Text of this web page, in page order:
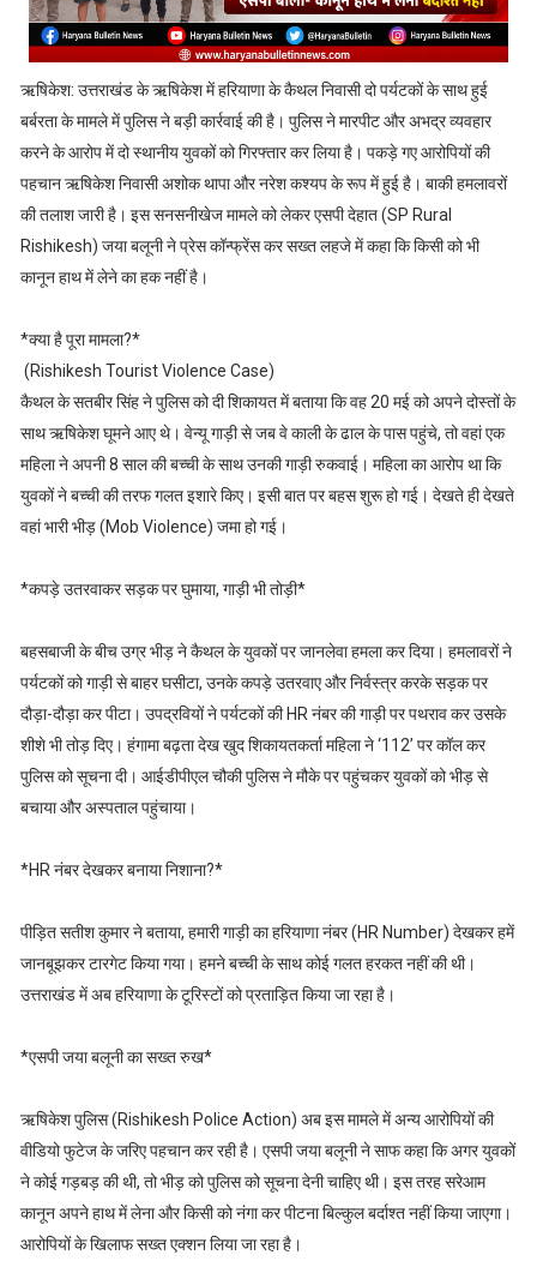
ऋषिकेश: उत्तराखंड के ऋषिकेश में हरियाणा के कैथल निवासी दो पर्यटकों के साथ हुई
बर्बरता के मामले में पुलिस ने बड़ी कार्रवाई की है। पुलिस ने मारपीट और अभद्र व्यवहार
करने के आरोप में दो स्थानीय युवकों को गिरफ्तार कर लिया है। पकड़े गए आरोपियों की
पहचान ऋषिकेश निवासी अशोक थापा और नरेश कश्यप के रूप में हुई है। बाकी हमलावरों
की तलाश जारी है। इस सनसनीखेज मामले को लेकर एसपी देहात (SP Rural
Rishikesh) जया बलूनी ने प्रेस कॉन्फ्रेंस कर सख्त लहजे में कहा कि किसी को भी
कानून हाथ में लेने का हक नहीं है।
*क्या है पूरा मामला?*
(Rishikesh Tourist Violence Case)
कैथल के सतबीर सिंह ने पुलिस को दी शिकायत में बताया कि वह 20 मई को अपने दोस्तों के
साथ ऋषिकेश घूमने आए थे। वेन्यू गाड़ी से जब वे काली के ढाल के पास पहुंचे, तो वहां एक
महिला ने अपनी 8 साल की बच्ची के साथ उनकी गाड़ी रुकवाई। महिला का आरोप था कि
युवकों ने बच्ची की तरफ गलत इशारे किए। इसी बात पर बहस शुरू हो गई। देखते ही देखते
वहां भारी भीड़ (Mob Violence) जमा हो गई।
*कपड़े उतरवाकर सड़क पर घुमाया, गाड़ी भी तोड़ी*
बहसबाजी के बीच उग्र भीड़ ने कैथल के युवकों पर जानलेवा हमला कर दिया। हमलावरों ने
पर्यटकों को गाड़ी से बाहर घसीटा, उनके कपड़े उतरवाए और निर्वस्त्र करके सड़क पर
दौड़ा-दौड़ा कर पीटा। उपद्रवियों ने पर्यटकों की HR नंबर की गाड़ी पर पथराव कर उसके
शीशे भी तोड़ दिए। हंगामा बढ़ता देख खुद शिकायतकर्ता महिला ने ‘112’ पर कॉल कर
पुलिस को सूचना दी। आईडीपीएल चौकी पुलिस ने मौके पर पहुंचकर युवकों को भीड़ से
बचाया और अस्पताल पहुंचाया।
*HR नंबर देखकर बनाया निशाना?*
पीड़ित सतीश कुमार ने बताया, हमारी गाड़ी का हरियाणा नंबर (HR Number) देखकर हमें
जानबूझकर टारगेट किया गया। हमने बच्ची के साथ कोई गलत हरकत नहीं की थी।
उत्तराखंड में अब हरियाणा के टूरिस्टों को प्रताड़ित किया जा रहा है।
*एसपी जया बलूनी का सख्त रुख*
ऋषिकेश पुलिस (Rishikesh Police Action) अब इस मामले में अन्य आरोपियों की
वीडियो फुटेज के जरिए पहचान कर रही है। एसपी जया बलूनी ने साफ कहा कि अगर युवकों
ने कोई गड़बड़ की थी, तो भीड़ को पुलिस को सूचना देनी चाहिए थी। इस तरह सरेआम
कानून अपने हाथ में लेना और किसी को नंगा कर पीटना बिल्कुल बर्दाश्त नहीं किया जाएगा।
आरोपियों के खिलाफ सख्त एक्शन लिया जा रहा है।